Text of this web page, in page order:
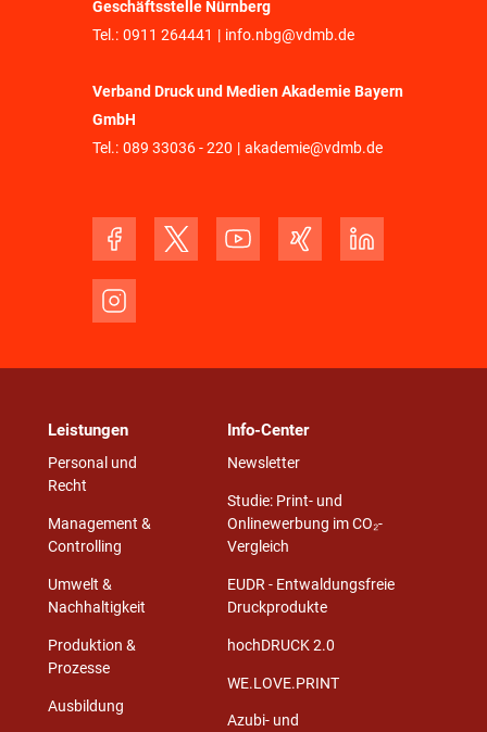
Geschäftsstelle Nürnberg
Tel.: 0911 264441 | info.nbg@vdmb.de
Verband Druck und Medien Akademie Bayern
GmbH
Tel.: 089 33036 - 220 | akademie@vdmb.de
Leistungen
Personal und
Recht
Management &
Controlling
Umwelt &
Nachhaltigkeit
Produktion &
Prozesse
Ausbildung
Info-Center
Newsletter
Studie: Print- und
Onlinewerbung im CO₂-
Vergleich
EUDR - Entwaldungsfreie
Druckprodukte
hochDRUCK 2.0
WE.LOVE.PRINT
Azubi- und